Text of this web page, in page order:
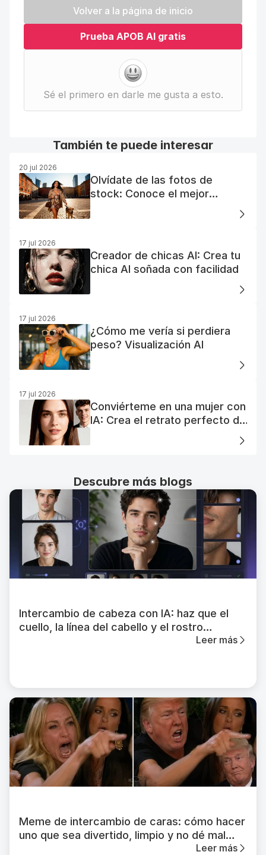
Volver a la página de inicio
Prueba APOB AI gratis
Sé el primero en darle me gusta a esto.
También te puede interesar
20 jul 2026
Olvídate de las fotos de
stock: Conoce el mejor
generador de fotos AI gratuito
17 jul 2026
Creador de chicas AI: Crea tu
chica AI soñada con facilidad
17 jul 2026
¿Cómo me vería si perdiera
peso? Visualización AI
17 jul 2026
Conviérteme en una mujer con
IA: Crea el retrato perfecto de
Descubre más blogs
Intercambio de cabeza con IA: haz que el
cuello, la línea del cabello y el rostro
Leer más
Meme de intercambio de caras: cómo hacer
uno que sea divertido, limpio y no dé mal
Leer más